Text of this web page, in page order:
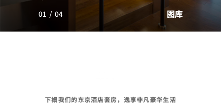
01 / 04 图库
下榻我们的东京酒店套房，逸享非凡豪华生活